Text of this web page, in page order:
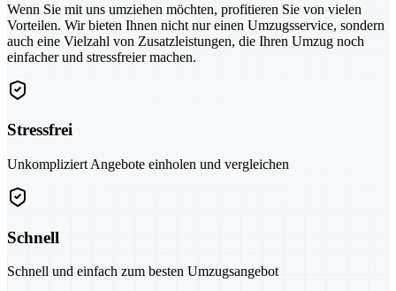
Wenn Sie mit uns umziehen möchten, profitieren Sie von vielen
Vorteilen. Wir bieten Ihnen nicht nur einen Umzugsservice, sondern
auch eine Vielzahl von Zusatzleistungen, die Ihren Umzug noch
einfacher und stressfreier machen.
Stressfrei
Unkompliziert Angebote einholen und vergleichen
Schnell
Schnell und einfach zum besten Umzugsangebot